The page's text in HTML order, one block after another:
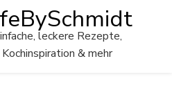
leckere Rezepte,
Kochinspiration & mehr